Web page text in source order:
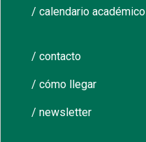
/ calendario académico
/ contacto
/ cómo llegar
/ newsletter